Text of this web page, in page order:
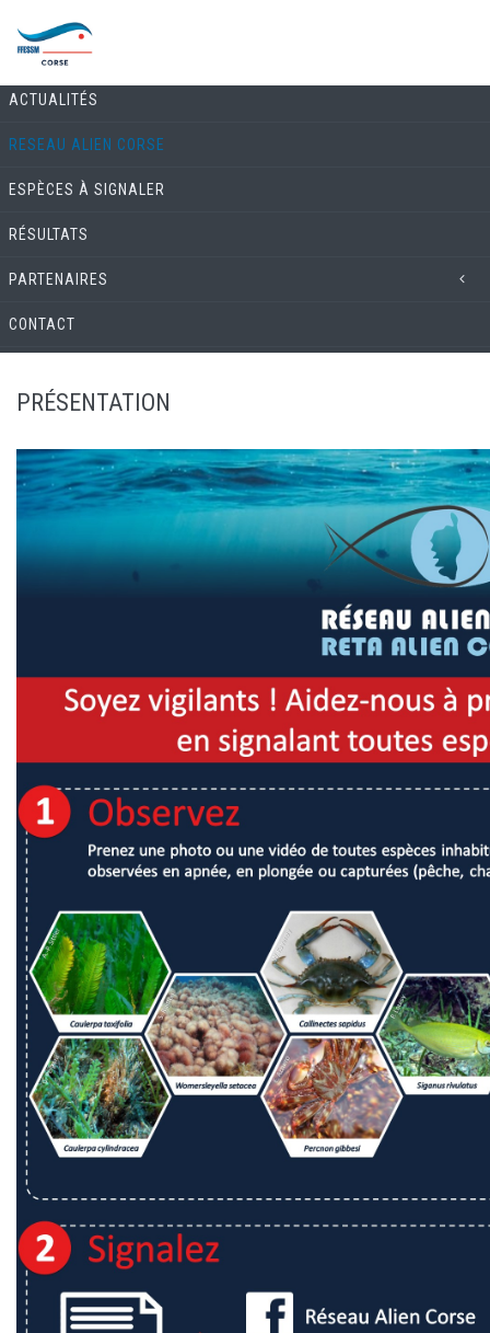
LE RÉSEAU ALIEN
ACTUALITÉS
RESEAU ALIEN CORSE
ESPÈCES À SIGNALER
RÉSULTATS
PARTENAIRES
CONTACT
PRÉSENTATION